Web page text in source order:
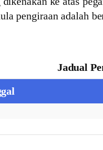
pengiraan adalah
Jadual